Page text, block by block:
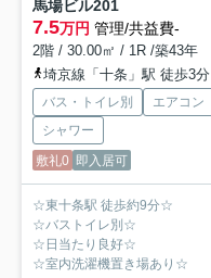
馬場ビル201
7.5万円 管理/共益費-
2階 / 30.00㎡ / 1R /築43年
埼京線「十条」駅 徒歩3分
バス・トイレ別 エアコン
シャワー
敷礼0 即入居可
☆東十条駅 徒歩約9分☆
☆バストイレ別☆
☆日当たり良好☆
☆室内洗濯機置き場あり☆